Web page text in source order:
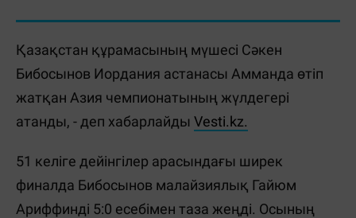
Қазақстан құрамасының мүшесі Сәкен
Бибосынов Иордания астанасы Амманда өтіп
жатқан Азия чемпионатының жүлдегері
атанды, - деп хабарлайды Vesti.kz.
51 келіге дейінгілер арасындағы ширек
финалда Бибосынов малайзиялық Гайюм
Ариффинді 5:0 есебімен таза жеңді. Осының